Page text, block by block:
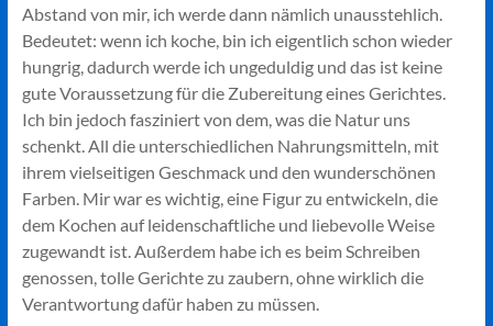
Abstand von mir, ich werde dann nämlich unausstehlich.
Bedeutet: wenn ich koche, bin ich eigentlich schon wieder
hungrig, dadurch werde ich ungeduldig und das ist keine
gute Voraussetzung für die Zubereitung eines Gerichtes.
Ich bin jedoch fasziniert von dem, was die Natur uns
schenkt. All die unterschiedlichen Nahrungsmitteln, mit
ihrem vielseitigen Geschmack und den wunderschönen
Farben. Mir war es wichtig, eine Figur zu entwickeln, die
dem Kochen auf leidenschaftliche und liebevolle Weise
zugewandt ist. Außerdem habe ich es beim Schreiben
genossen, tolle Gerichte zu zaubern, ohne wirklich die
Verantwortung dafür haben zu müssen.